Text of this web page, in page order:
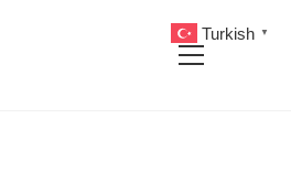
Main
Turkish ▼